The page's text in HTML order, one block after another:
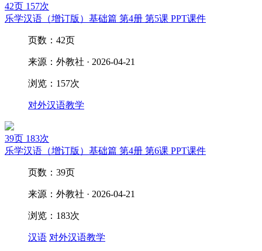
42页 157次
乐学汉语（增订版）基础篇 第4册 第5课 PPT课件
页数：42页
来源：外教社 · 2026-04-21
浏览：157次
对外汉语教学
39页 183次
乐学汉语（增订版）基础篇 第4册 第6课 PPT课件
页数：39页
来源：外教社 · 2026-04-21
浏览：183次
汉语 对外汉语教学